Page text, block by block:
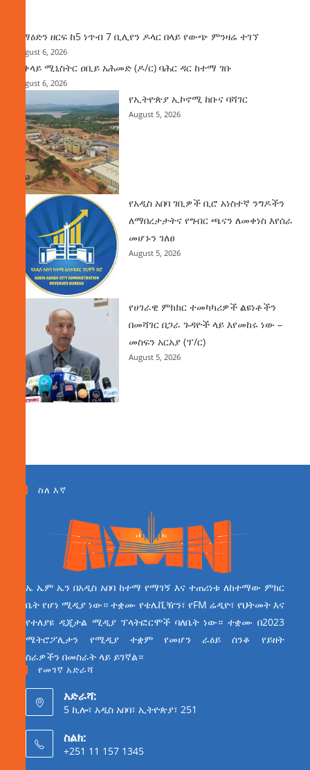
ከማዕድን ዘርፍ ከ5 ነጥብ 7 ቢሊየን ዶላር በላይ የውጭ ምንዛሬ ተገኘ
August 6, 2026
ጠቅላይ ሚኒስትር ዐቢይ አሕመድ (ዶ/ር) ባሕር ዳር ከተማ ገቡ
August 6, 2026
የኢትዮጵያ ኢኮኖሚ ከቡና ባሻገር
August 5, 2026
የአዲስ አበባ ገቢዎች ቢሮ አነስተኛ ንግዶችን
ለማበረታታትና የግብር ጫናን ለመቀነስ እየሰራ
መሆኑን ገለፀ
August 5, 2026
የሀገራዊ ምክክር ተመካካሪዎች ልዩነቶችን
በመሻገር በጋራ ጉዳዮች ላይ እየመከሩ ነው –
መስፍን አርአያ (ፕ/ር)
August 5, 2026
ስለ እኛ
ኤ ኤም ኤን በአዲስ አበባ ከተማ የማገኝ እና ተጠሪነቱ ለከተማው ምክር
ቤት የሆነ ሚዲያ ነው። ተቋሙ የቴሌቪዥን፣ የFM ሬዲዮ፣ የህትመት እና
የተለያዩ ዲጂታል ሚዲያ ፕላትፎርሞች ባለቤት ነው። ተቋሙ በ2023
ሜትሮፖሊታን የሚዲያ ተቋም የመሆን ራዕይ ሰንቆ የይዘት
ስራዎችን በመስራት ላይ ይገኛል።
የመገኛ አድራሻ
አድራሻ:
5 ኪሎ፣ አዲስ አበባ፣ ኢትዮጵያ፣ 251
ስልክ:
+251 11 157 1345